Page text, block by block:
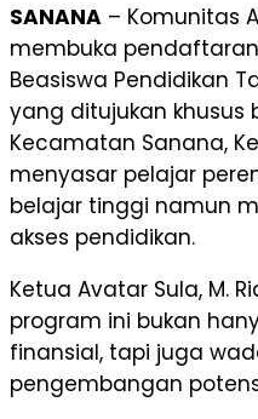
SANANA – Komunitas
membuka
Beasiswa Pendidikan
yang ditujukan khusus
Kecamatan Sanana,
menyasar pelajar
belajar tinggi namun
akses pendidikan.
Ketua Avatar Sula, M.
program ini bukan
finansial, tapi juga
pengembangan